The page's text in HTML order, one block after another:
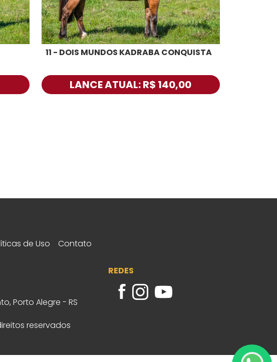
11 - DOIS MUNDOS KADRABA CONQUISTA
LANCE ATUAL: R$ 140,00
de Uso Contato
Porto Alegre - RS
reservados
REDES